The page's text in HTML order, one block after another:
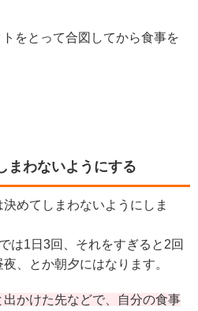
をとって合図してから食事を
まわないようにする
めてしまわないようにしま
は1日3回、それをすぎると2回
、とか朝夕にはなります。
かけた先などで、自分の食事